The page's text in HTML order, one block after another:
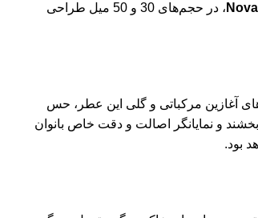
Nova
، در حجم‌های 30 و 50 میل طراحی
آغازین مرکباتی و گلی این عطر، حس
و نمایانگر اصالت و دقت خاص بانوان